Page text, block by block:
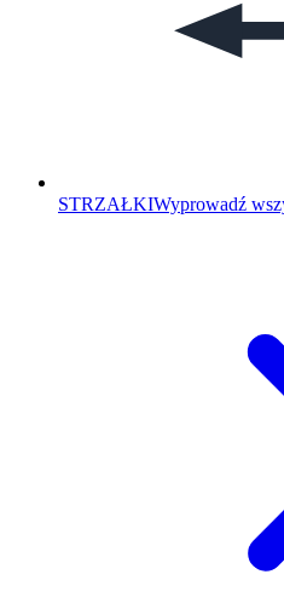
STRZAŁKIWyprowadź